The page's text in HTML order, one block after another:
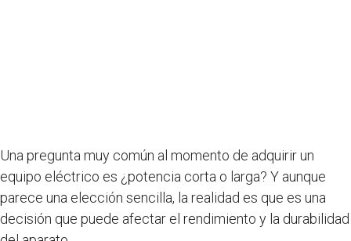
Una pregunta muy común al momento de adquirir un
equipo eléctrico es ¿potencia corta o larga? Y aunque
parece una elección sencilla, la realidad es que es una
decisión que puede afectar el rendimiento y la durabilidad